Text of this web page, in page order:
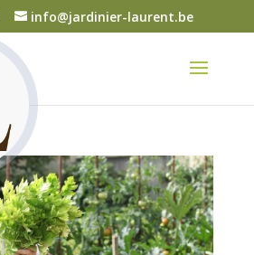
info@jardinier-laurent.be